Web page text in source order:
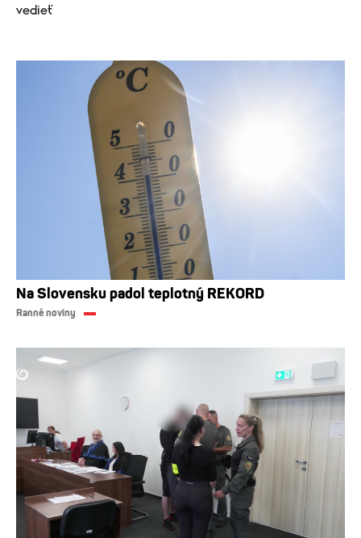
vedieť
Na Slovensku padol teplotný REKORD
Ranné noviny